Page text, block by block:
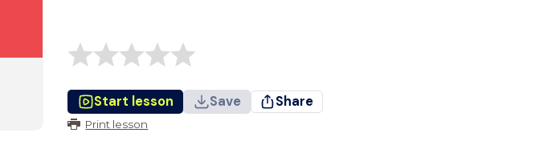
Start lesson Save Share
Print lesson